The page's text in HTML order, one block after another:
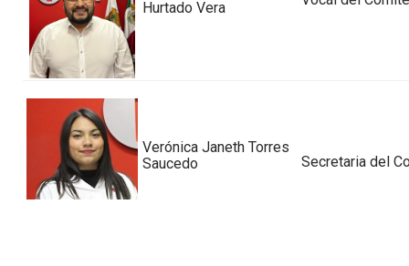
Hurtado Vera
Verónica Janeth Torres
Saucedo
Secretaria del